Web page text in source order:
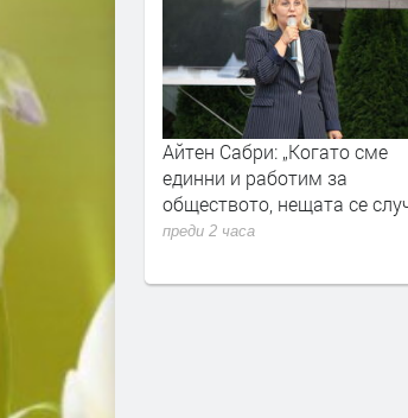
Айтен Сабри: „Когато сме
единни и работим за
обществото, нещата се случват“
преди 2 часа